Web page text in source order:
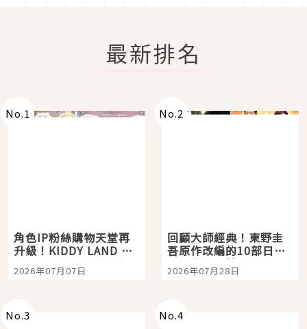
最新排名
No.1
角色IP粉絲購物天堂再
升級！KIDDY LAND 原
宿店吉伊卡哇迎客，新
開幕 OMOKADO 店3分
2026年07月07日
No.2
回顧大師經典！東野圭
吾原作改編的10部日本
影視作品推薦
2026年07月28日
No.3 No.4